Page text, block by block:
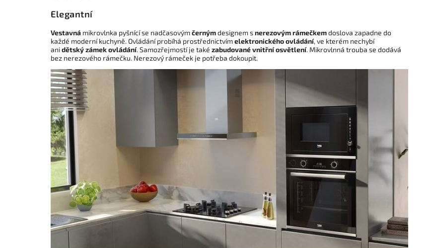
Elegantní
Vestavná mikrovlnka pyšnící se nadčasovýmčernýmdesignem snerezovým rámečkemdoslova zapadne do
každé moderní kuchyně. Ovládání probíhá prostřednictvímelektronického ovládání, ve kterém nechybí
anidětský zámek ovládání. Samozřejmostí je také zabudované vnitřní osvětlení. Mikrovlnná trouba se dodává
bez nerezového rámečku. Nerezový rámeček je potřeba dokoupit.